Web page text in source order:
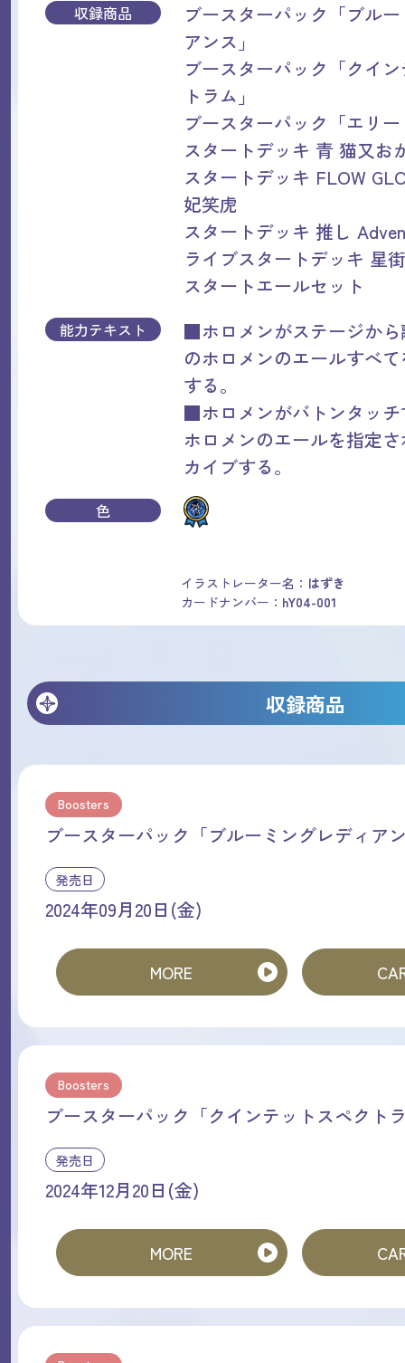
収録商品
ブースターパック「ブル
アンス」
ブースターパック「クイ
トラム」
ブースターパック「エリ
スタートデッキ 青 猫又お
スタートデッキ FLOW
妃笑虎
スタートデッキ 推し
ライブスタートデッキ 星
スタートエールセット
能力テキスト
■ホロメンがステージか
のホロメンのエールすべ
する。
■ホロメンがバトンタッ
ホロメンのエールを指定
カイブする。
色
イラストレーター名： はずき
カードナンバー： hY04-001
収録商品
Boosters
ブースターパック「ブルーミングレディア
発売日
2024年09月20日(金)
MORE
Boosters
ブースターパック「クインテットスペクト
発売日
2024年12月20日(金)
MORE